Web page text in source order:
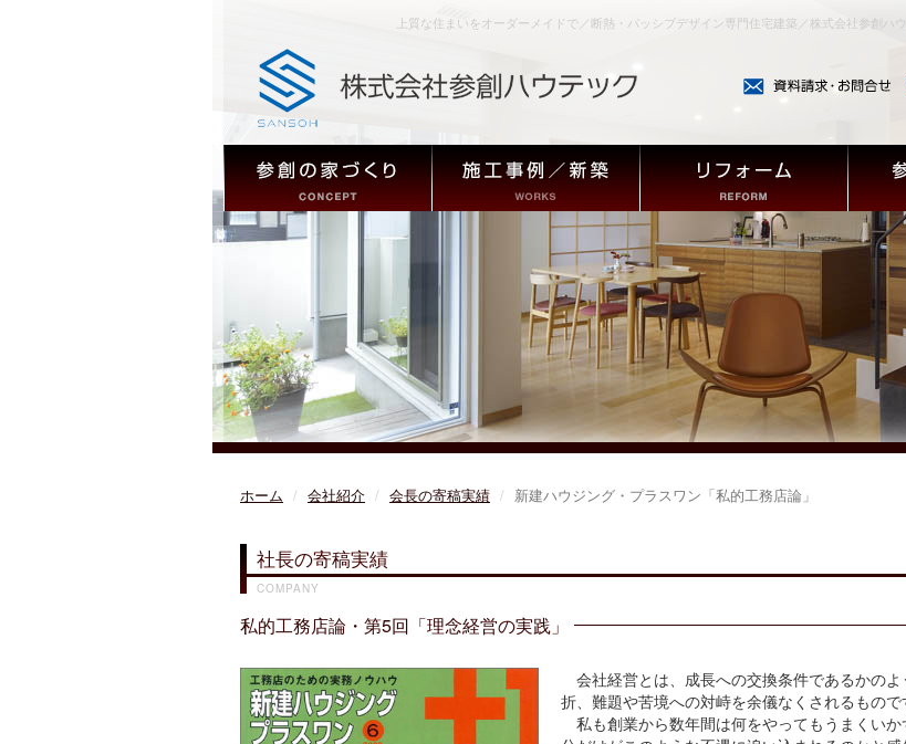
上質な住まいをオーダーメイドで／断熱・パッシブデザイン専門住宅建築／株式会社参創ハ
ホーム 会社紹介 会長の寄稿実績 新建ハウジング・プラスワン「私的工務店論」
社長の寄稿実績
COMPANY
私的工務店論・第5回「理念経営の実践」
会社経営とは、成長への交換条件であるかのよ
折、難題や苦境への対峙を余儀なくされるもので
私も創業から数年間は何をやってもうまくいか